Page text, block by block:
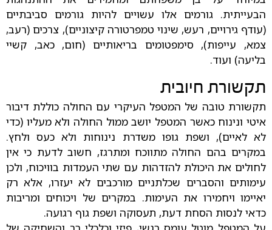
הבעייתית. גורמים אלו עשויים להיות גורמים סביבתיים
(עודף גירויים, רעש, שינוי טמפרטורה קיצוניים), צרכים (רעב,
צמא, עייפות), סימפטומים בריאותיים (חום, כאב, קשיי
בליעה) ועוד.
תקשורת חיובית
תקשורת טובה של המטפל העיקרי עם החולה כוללת דיבור
איטי ונינוח כאשר המטפל יושב ממול החולה ולא מעליו (כדי
לא לאיים), ושפת גופו משדרת נינוחות ולא כעס ולחץ.
במקרים בהם החולה מתווכח ומתרגז, חשוב לדעת כי אין
לחולים את היכולת להזדהות עם שתי העמדות בוויכוח, ולכן
עימותים והסברים שכלתניים מורכבים לא יעזרו, אלא רק
יאיימו ויחמירו את העימות. במקרים של ויכוחים ומריבות
כדאי לנסות הסחת דעת, תעסוקה ושפת גוף רגועה.